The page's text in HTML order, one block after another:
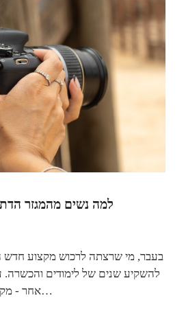
למה נשים מהמגזר
בעבר, מי שרצתה לרכוש מקצוע חדש
להשקיע שנים של לימודים והכשרה.
אחר - מקצוע מעשי שאפשר ללמוד…